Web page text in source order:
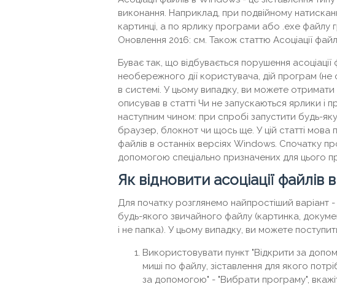
виконання. Наприклад, при подвійному
картинці, а по ярлику програми або .exe
Оновлення 2016: см. Також статтю Асоціації
Буває так, що відбувається порушення асоціації
необережного дії користувача, дій програм
в системі. У цьому випадку, ви можете отримати
описував в статті Чи не запускаються ярлики і
наступним чином: при спробі запустити будь-
браузер, блокнот чи щось ще. У цій статті мова
файлів в останніх версіях Windows. Спочатку
допомогою спеціально призначених для цього
Як відновити асоціації
Для початку розглянемо найпростіший варіант
будь-якого звичайного файлу (картинка,
і не папка). У цьому випадку, ви можете
Використовувати пункт "Відкрити за
миші по файлу, зіставлення для якого
за допомогою" - "Вибрати програму",